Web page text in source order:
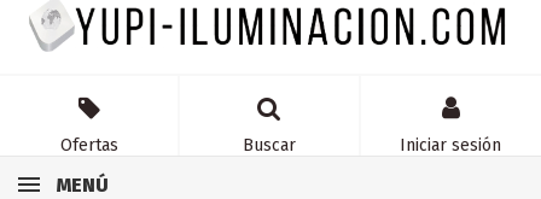
Ofertas Buscar Iniciar sesión
MENÚ